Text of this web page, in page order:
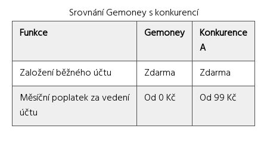
Srovnání Gemoney s konkurencí
Funkce
Gemoney
Konkurence
A
Založení běžného účtu
Zdarma
Zdarma
Měsíční poplatek za vedení
účtu
Od 0 Kč Od 99 Kč